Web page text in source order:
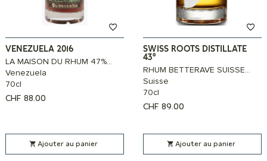
VENEZUELA 2016
LA MAISON DU RHUM 47%...
Venezuela
70cl
CHF 88.00
Ajouter au panier
SWISS ROOTS DISTILLATE
43°
RHUM BETTERAVE SUISSE...
Suisse
70cl
CHF 89.00
Ajouter au panier